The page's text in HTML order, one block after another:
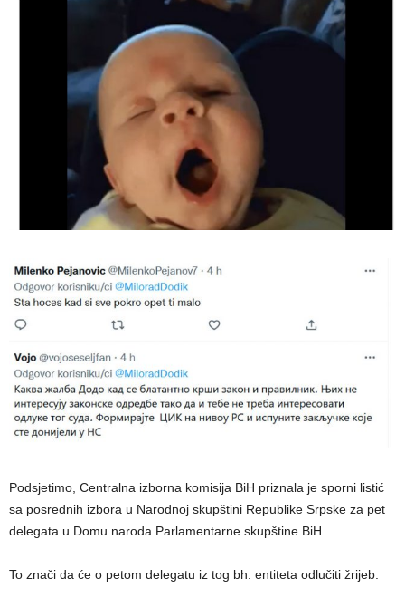
Podsjetimo, Centralna izborna komisija BiH priznala je sporni listić
sa posrednih izbora u Narodnoj skupštini Republike Srpske za pet
delegata u Domu naroda Parlamentarne skupštine BiH.
To znači da će o petom delegatu iz tog bh. entiteta odlučiti žrijeb.